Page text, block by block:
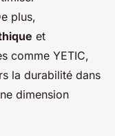
plus,
et
comme YETIC,
la durabilité dans
dimension